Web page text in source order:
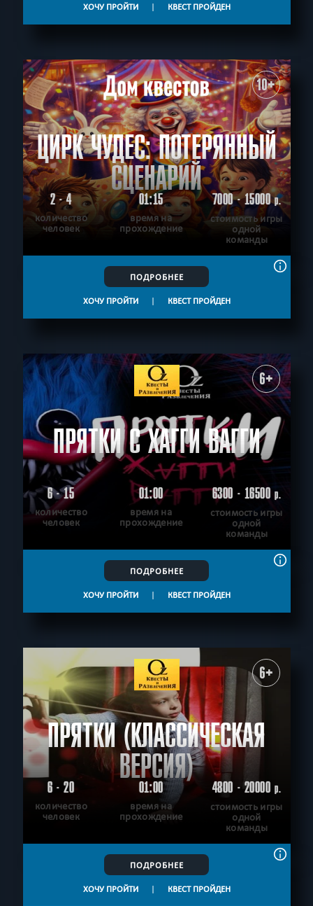
ХОЧУ ПРОЙТИ | КВЕСТ ПРОЙДЕН
10+
ЦИРК ЧУДЕС: ПОТЕРЯННЫЙ
СЦЕНАРИЙ
2 - 4
количество
человек
01:15
время на
прохождение
7000 - 15000р.
стоимость игры
одной
команды
ПОДРОБНЕЕ
ХОЧУ ПРОЙТИ | КВЕСТ ПРОЙДЕН
6+
ПРЯТКИ С ХАГГИ ВАГГИ
6 - 15
количество
человек
01:00
время на
прохождение
6300 - 16500р.
стоимость игры
одной
команды
ПОДРОБНЕЕ
ХОЧУ ПРОЙТИ | КВЕСТ ПРОЙДЕН
6+
ПРЯТКИ (КЛАССИЧЕСКАЯ
ВЕРСИЯ)
6 - 20
количество
человек
01:00
время на
прохождение
4800 - 20000р.
стоимость игры
одной
команды
ПОДРОБНЕЕ
ХОЧУ ПРОЙТИ | КВЕСТ ПРОЙДЕН